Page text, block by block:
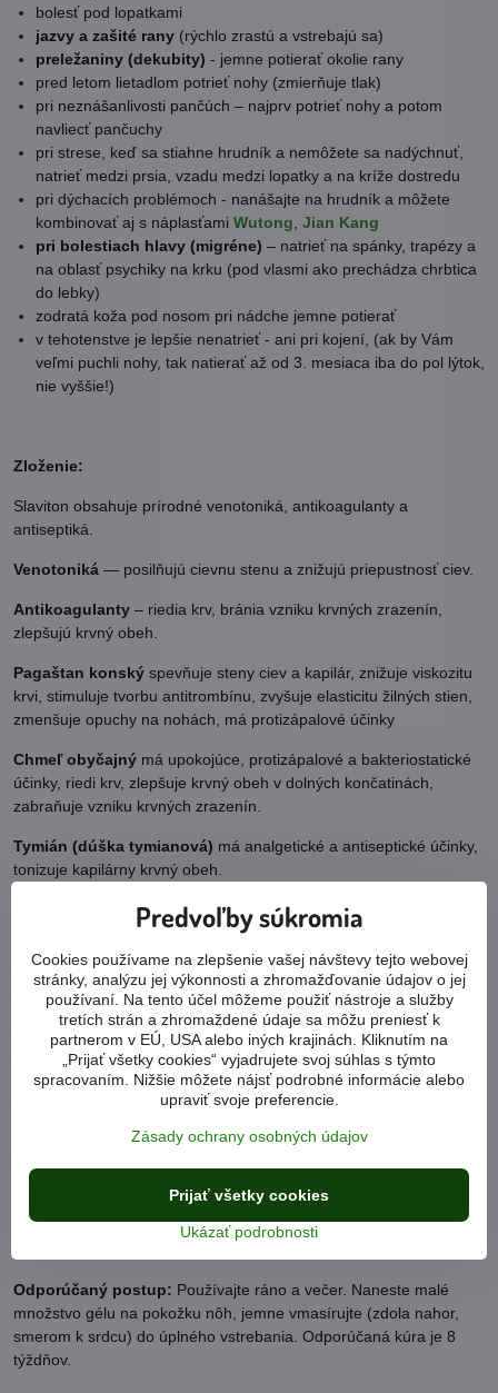
bolesť pod lopatkami
jazvy a zašité rany (rýchlo zrastú a vstrebajú sa)
preležaniny (dekubity) - jemne potierať okolie rany
pred letom lietadlom potrieť nohy (zmierňuje tlak)
pri neznášanlivosti pančúch – najprv potrieť nohy a potom
navliecť pančuchy
pri strese, keď sa stiahne hrudník a nemôžete sa nadýchnuť,
natrieť medzi prsia, vzadu medzi lopatky a na kríže dostredu
pri dýchacích problémoch - nanášajte na hrudník a môžete
kombinovať aj s náplasťami Wutong Jian Kang
pri bolestiach hlavy (migréne) – natrieť na spánky, trapézy a
na oblasť psychiky na krku (pod vlasmi ako prechádza chrbtica
do lebky)
zodratá koža pod nosom pri nádche jemne potierať
v tehotenstve je lepšie nenatrieť - ani pri kojení, (ak by Vám
veľmi puchli nohy, tak natierať až od 3. mesiaca iba do pol lýtok,
nie vyššie!)
Zloženie:
Slaviton obsahuje prírodné venotoniká, antikoagulanty a
antiseptiká.
Venotoniká — posilňujú cievnu stenu a znižujú priepustnosť ciev.
Antikoagulanty – riedia krv, bránia vzniku krvných zrazenín,
zlepšujú krvný obeh.
Pagaštan konský spevňuje steny ciev a kapilár, znižuje viskozitu
krvi, stimuluje tvorbu antitrombínu, zvyšuje elasticitu žilných stien,
zmenšuje opuchy na nohách, má protizápalové účinky
Chmeľ obyčajný má upokojúce, protizápalové a bakteriostatické
účinky, riedi krv, zlepšuje krvný obeh v dolných končatinách,
zabraňuje vzniku krvných zrazenín.
Tymián (dúška tymianová) má analgetické a antiseptické účinky,
tonizuje kapilárny krvný obeh.
Rozmarín lekársky má celkovo posilňujúce a hyperemické účinky
a spevňuje cievne steny.
Hamamel virgínsky má anestetické a tonizujúce účinky. Vyvoláva
zúženie ciev.
Rumanček kamilkový má protizápalové, spazmolytické,
antiseptické a analgetické účinky, urýchľuje regeneráciu tkaniva.
Ľubovník bodkovanýjezdrojom vitamínu P (vitamínu
kolagénu. Vďaka kolagénu sa zlepšuje pevnosť a pružnosť žíl,
zlepšuje sa mikrocirkulácia v žilách a cievach.
Odporúčaný postup: Používajte ráno a večer. Naneste malé
množstvo gélu na pokožku nôh, jemne vmasírujte (zdola nahor,
smerom k srdcu) do úplného vstrebania. Odporúčaná kúra je 8
týždňov.
Predvoľby súkromia
Cookies používame na zlepšenie vašej návštevy tejto webovej
stránky, analýzu jej výkonnosti a zhromažďovanie údajov o jej
používaní. Na tento účel môžeme použiť nástroje a služby
tretích strán a zhromaždené údaje sa môžu preniesť k
partnerom v EÚ, USA alebo iných krajinách. Kliknutím na
„Prijať všetky cookies“ vyjadrujete svoj súhlas s týmto
spracovaním. Nižšie môžete nájsť podrobné informácie alebo
upraviť svoje preferencie.
Zásady ochrany osobných údajov
Ukázať podrobnosti
Prijať všetky cookies